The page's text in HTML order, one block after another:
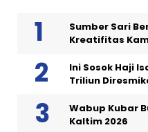
Sumber Sari
Kreatifitas
Ini Sosok Haji
Triliun
Wabup Kubar
Kaltim 2026